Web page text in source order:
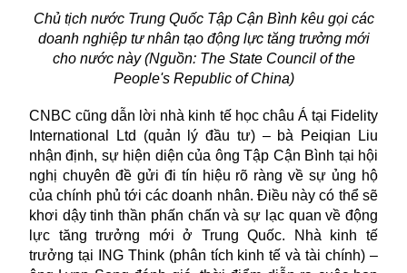
Chủ tịch nước Trung Quốc Tập Cận Bình kêu gọi các
doanh nghiệp tư nhân tạo động lực tăng trưởng mới
cho nước này (Nguồn: The State Council of the
People's Republic of China)
CNBC cũng dẫn lời nhà kinh tế học châu Á tại Fidelity
International Ltd (quản lý đầu tư) – bà Peiqian Liu
nhận định, sự hiện diện của ông Tập Cận Bình tại hội
nghị chuyên đề gửi đi tín hiệu rõ ràng về sự ủng hộ
của chính phủ tới các doanh nhân. Điều này có thể sẽ
khơi dậy tinh thần phấn chấn và sự lạc quan về động
lực tăng trưởng mới ở Trung Quốc. Nhà kinh tế
trưởng tại ING Think (phân tích kinh tế và tài chính) –